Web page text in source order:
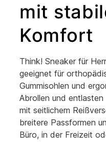
mit
Komfort
Think! Sneaker für
geeignet für
Gummisohlen und
Abrollen und entlasten
mit seitlichem
breitere Passformen
Büro, in der Freizeit